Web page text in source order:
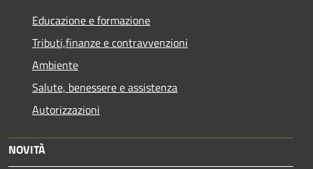
Educazione e formazione
Tributi,finanze e contravvenzioni
Ambiente
Salute, benessere e assistenza
Autorizzazioni
NOVITÀ